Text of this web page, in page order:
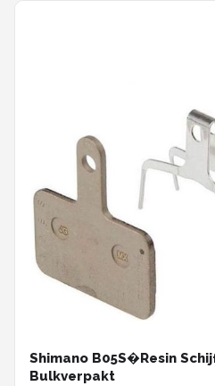
Shimano B05S�Resin
Bulkverpakt